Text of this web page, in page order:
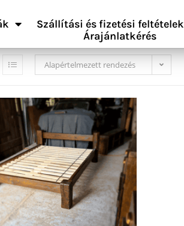
Szállítási és fizetési feltételek
Árajánlatkérés
Alapértelmezett rendezés